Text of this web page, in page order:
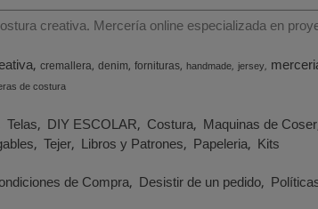
creativa. Mercería online especializada en
cremallera denim fornituras handmade jersey
de costura
Telas DIY ESCOLAR Costura Maquinas de Coser
Tejer Libros y Patrones Papeleria Kits
de Compra Desistir de un pedido